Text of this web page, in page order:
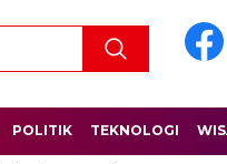
POLITIK TEKNOLOGI